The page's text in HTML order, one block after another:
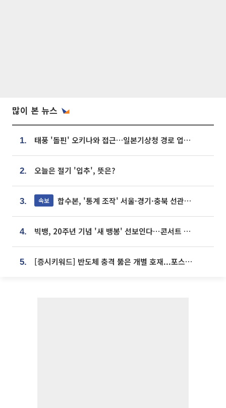
많이 본 뉴스
1. 태풍 '돌핀' 오키나와 접근…일본기상청 경로 업데이트
2. 오늘은 절기 '입추', 뜻은?
3. 속보 합수본, '통계 조작' 서울·경기·충북 선관위 등 추가 압수수색
4. 빅뱅, 20주년 기념 '새 뱅봉' 선보인다⋯콘서트 앞두고 팝업 개최
5. [증시키워드] 반도체 충격 뚫은 개별 호재...포스코퓨처엠·에코프로·한화솔루션 '눈길'